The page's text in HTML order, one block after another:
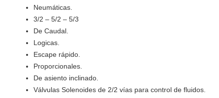
Neumáticas.
3/2 – 5/2 – 5/3
De Caudal.
Logicas.
Escape rápido.
Proporcionales.
De asiento inclinado.
Válvulas Solenoides de 2/2 vías para control de fluidos.